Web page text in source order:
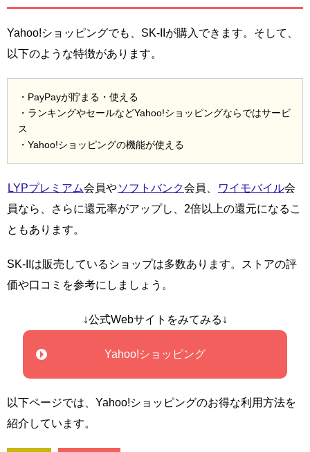
Yahoo!ショッピングでも、SK-IIが購入できます。そして、
以下のような特徴があります。
・PayPayが貯まる・使える
・ランキングやセールなどYahoo!ショッピングならではサービ
ス
・Yahoo!ショッピングの機能が使える
LYPプレミアム会員やソフトバンク会員、 ワイモバイル会
員なら、さらに還元率がアップし、2倍以上の還元になるこ
ともあります。
SK-IIは販売しているショップは多数あります。ストアの評
価や口コミを参考にしましょう。
↓公式Webサイトをみてみる↓
Yahoo!ショッピング
以下ページでは、Yahoo!ショッピングのお得な利用方法を
紹介しています。